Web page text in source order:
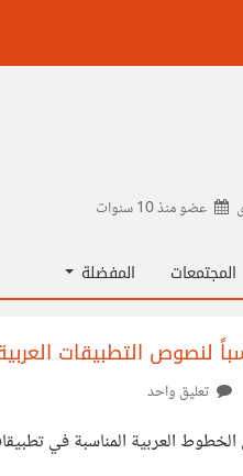
عضو منذ10 سنوات
المجتمعات المفضلة
لنصوص التطبيقات
تعليق واحد
العربية المناسبة في